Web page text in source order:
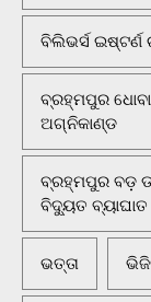
ବିଲିଭର୍ସ ଇଷ୍ଟର୍ଣ
ବ୍ରହ୍ମପୁର
ଅଗ୍ନିକାଣ୍ଡ
ବ୍ରହ୍ମପୁର ବଡ଼
ବିଦ୍ୟୁତ ବ୍ୟାଘାତ
ଭତ୍ତା